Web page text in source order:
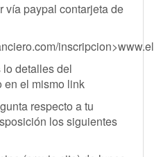
vía paypal contarjeta de
lo detalles del
en el mismo link
respecto a tu
los siguientes